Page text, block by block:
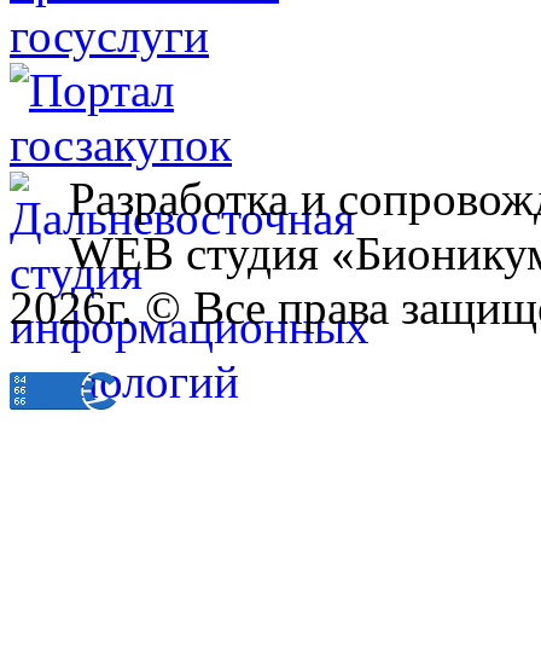
Разработка и
WEB студия
2026г. © Все права